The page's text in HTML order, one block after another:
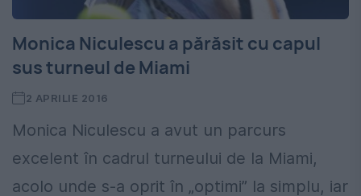
Monica Niculescu a părăsit cu capul
sus turneul de Miami
2 APRILIE 2016
Monica Niculescu a avut un parcurs
excelent în cadrul turneului de la Miami,
acolo unde s-a oprit în „optimi” la simplu, iar